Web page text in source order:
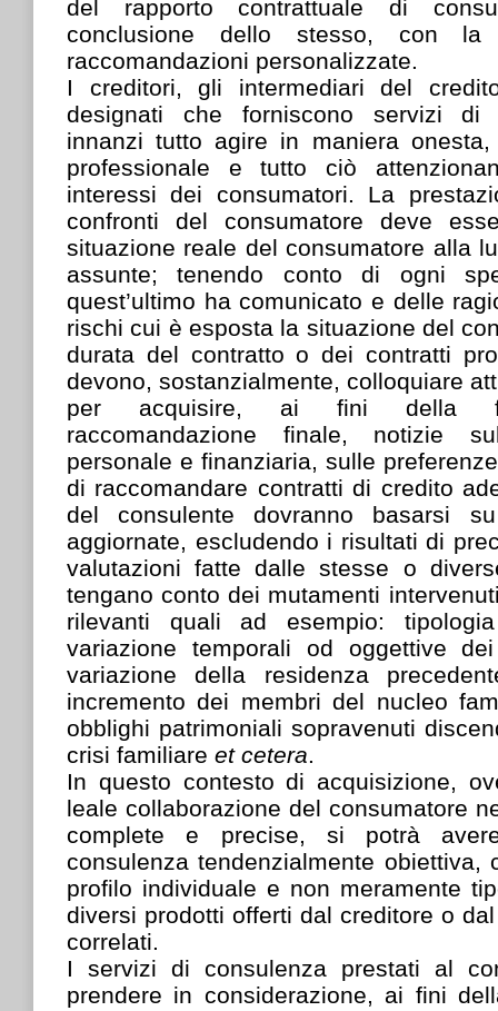
del rapporto contrattuale di
conclusione dello stesso, con la
raccomandazioni personalizzate.
I creditori, gli intermediari del
designati che forniscono servizi di
innanzi tutto agire in maniera
professionale e tutto ciò
interessi dei consumatori. La
confronti del consumatore deve
situazione reale del consumatore alla
assunte; tenendo conto di ogni
quest’ultimo ha comunicato e delle
rischi cui è esposta la situazione del
durata del contratto o dei contratti
devono, sostanzialmente, colloquiare
per acquisire, ai fini della
raccomandazione finale, notizie
personale e finanziaria, sulle
di raccomandare contratti di credito
del consulente dovranno basarsi
aggiornate, escludendo i risultati di
valutazioni fatte dalle stesse o
tengano conto dei mutamenti
rilevanti quali ad esempio:
variazione temporali od oggettive
variazione della residenza
incremento dei membri del nucleo
obblighi patrimoniali sopravenuti
crisi familiare et cetera.
In questo contesto di acquisizione,
leale collaborazione del consumatore
complete e precise, si potrà
consulenza tendenzialmente obiettiva,
profilo individuale e non meramente
diversi prodotti offerti dal creditore o
correlati.
I servizi di consulenza prestati al
prendere in considerazione, ai fini